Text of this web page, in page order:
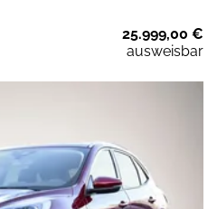
25.999,00 €
ausweisbar